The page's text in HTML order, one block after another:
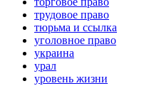
трудовое право
тюрьма и ссылка
уголовное право
украина
урал
уровень жизни